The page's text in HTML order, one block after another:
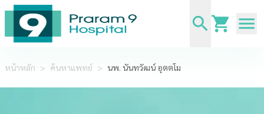
หน้าหลัก > ค้นหาแพทย์ > นพ. นันทวัฒน์ อุตตโม